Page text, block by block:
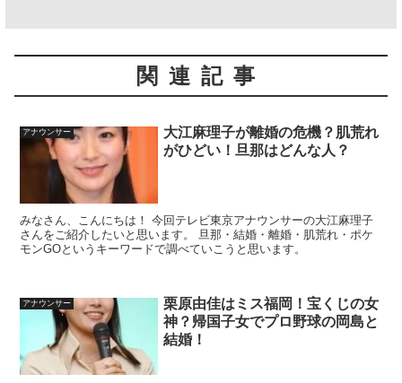
関連記事
アナウンサー
大江麻理子が離婚の危機？肌荒れ
がひどい！旦那はどんな人？
みなさん、こんにちは！ 今回テレビ東京アナウンサーの大江麻理子
さんをご紹介したいと思います。 旦那・結婚・離婚・肌荒れ・ポケ
モンGOというキーワードで調べていこうと思います。
アナウンサー
栗原由佳はミス福岡！宝くじの女
神？帰国子女でプロ野球の岡島と
結婚！